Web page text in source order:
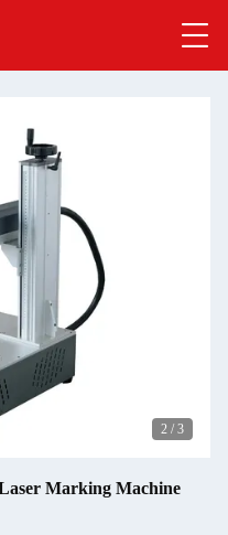
2 / 3
Marking Machine